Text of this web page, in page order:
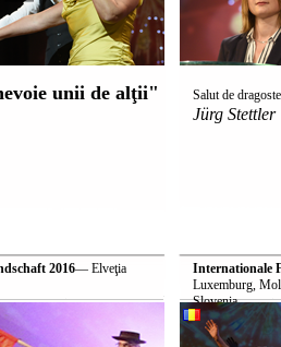
unii de alţii" Salut de
Jürg Stettler
2016— Elveţia
Internationale
Luxemburg,
Slovenia